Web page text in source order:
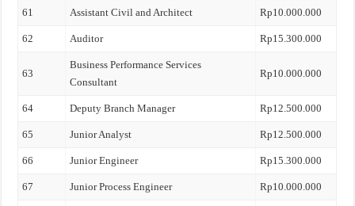
61 Assistant Civil and Architect Rp10.000.000
62 Auditor Rp15.300.000
63
Business Performance Services
Consultant
Rp10.000.000
64 Deputy Branch Manager Rp12.500.000
65 Junior Analyst Rp12.500.000
66 Junior Engineer Rp15.300.000
67 Junior Process Engineer Rp10.000.000